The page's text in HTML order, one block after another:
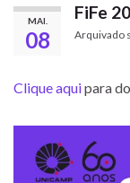
MAI.
08
FiFe
Arquivado
Clique aquipara